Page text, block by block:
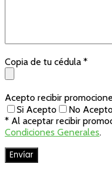
Copia de tu cédula *
Acepto recibir
Si Acepto
No Acepto
* Al aceptar recibir
Condiciones Generales.